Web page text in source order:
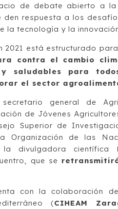
de debate abierto a
den respuesta a los
la tecnología y la
2021 está estructurado
contra el cambio
saludables para
el sector
general de
de Jóvenes
Superior de
Organización de las
la divulgadora científica
que se
con la colaboración
(CIHEAM